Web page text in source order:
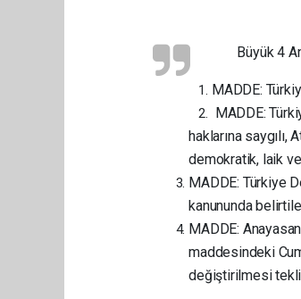
Büyük 4
MADDE:
MADDE:
haklarına
demokratik, laik
MADDE: Türkiye
kanununda
MADDE:
maddesindeki
değiştirilmesi